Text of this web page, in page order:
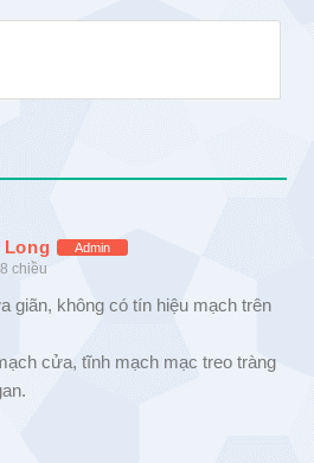
Long Admin
chiều
giãn, không có tín hiệu mạch trên
cửa, tĩnh mạch mạc treo tràng